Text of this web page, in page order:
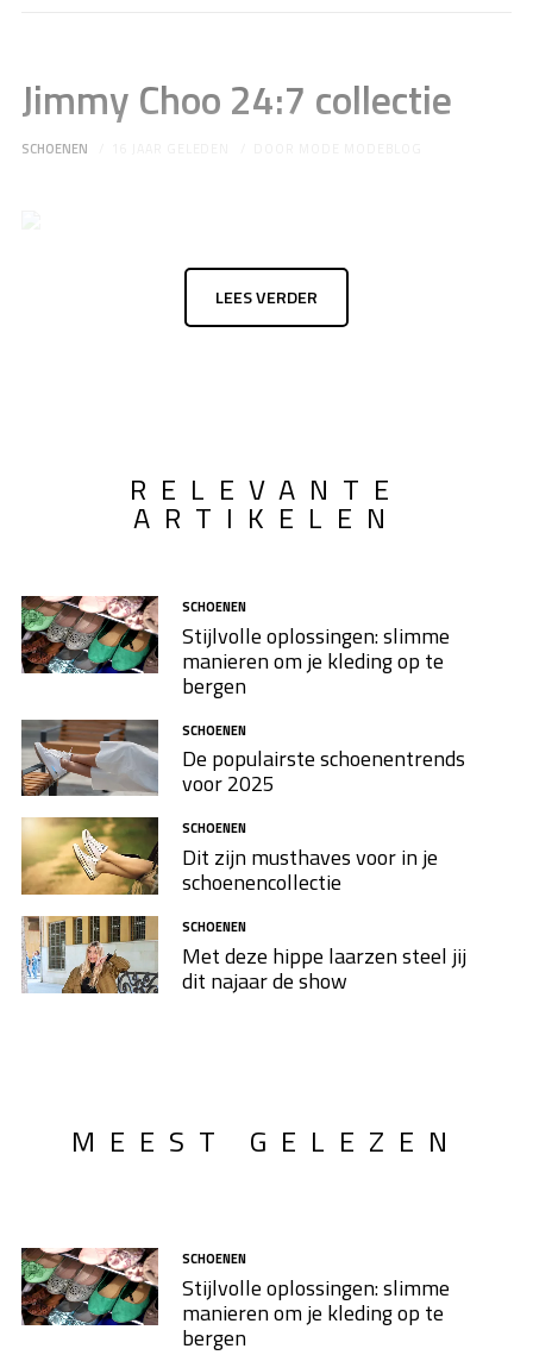
Jimmy Choo 24:7 collectie
SCHOENEN
LEES VERDER
RELEVANTE
ARTIKELEN
SCHOENEN
Stijlvolle oplossingen: slimme
manieren om je kleding op te
bergen
SCHOENEN
De populairste schoenentrends
voor 2025
SCHOENEN
Dit zijn musthaves voor in je
schoenencollectie
SCHOENEN
Met deze hippe laarzen steel jij
dit najaar de show
MEEST GELEZEN
SCHOENEN
Stijlvolle oplossingen: slimme
manieren om je kleding op te
bergen